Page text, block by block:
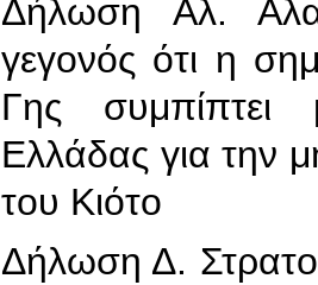
Δήλωση Αλ.
γεγονός ότι η
Γης
Ελλάδας για την
του Κιότο
Δήλωση Δ.